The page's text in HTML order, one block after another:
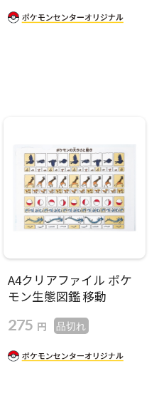
A4クリアファイル ポケ
モン生態図鑑 移動
275 円 品切れ